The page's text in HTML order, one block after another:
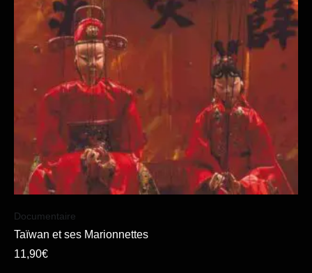
Documentaire
Taïwan et ses Marionnettes
11,90€